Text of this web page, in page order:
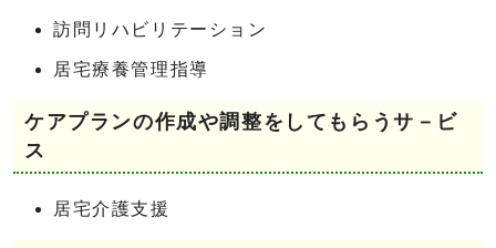
訪問リハビリテーション
居宅療養管理指導
ケアプランの作成や調整をしてもらうサ－ビ
ス
居宅介護支援